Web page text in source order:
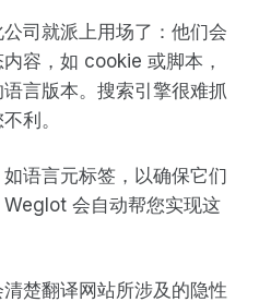
司就派上用场了：他们会
容，如 cookie 或脚本，
言版本。搜索引擎很难抓
利。
语言元标签，以确保它们
会自动帮您实现这
楚翻译网站所涉及的隐性